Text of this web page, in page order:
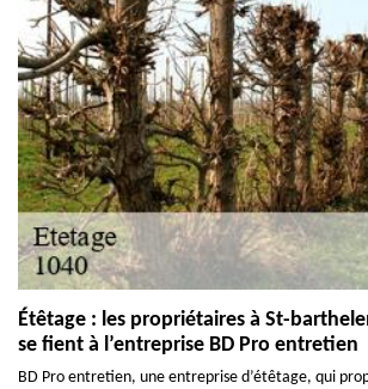
Étêtage : les propriétaires à St-
se fient à l’entreprise BD Pro entretien
BD Pro entretien, une entreprise d’étêtage, qui